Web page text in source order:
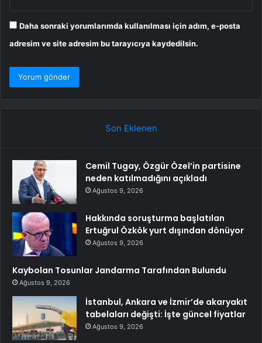
Daha sonraki yorumlarımda kullanılması için adım, e-posta
adresim ve site adresim bu tarayıcıya kaydedilsin.
Son Eklenen
Cemil Tugay, Özgür Özel’in partisine
neden katılmadığını açıkladı
Ağustos 9, 2026
Hakkında soruşturma başlatılan
Ertuğrul Özkök yurt dışından dönüyor
Ağustos 9, 2026
Kaybolan Tosunlar Jandarma Tarafından Bulundu
Ağustos 9, 2026
İstanbul, Ankara ve İzmir’de akaryakıt
tabelaları değişti: İşte güncel fiyatlar
Ağustos 9, 2026